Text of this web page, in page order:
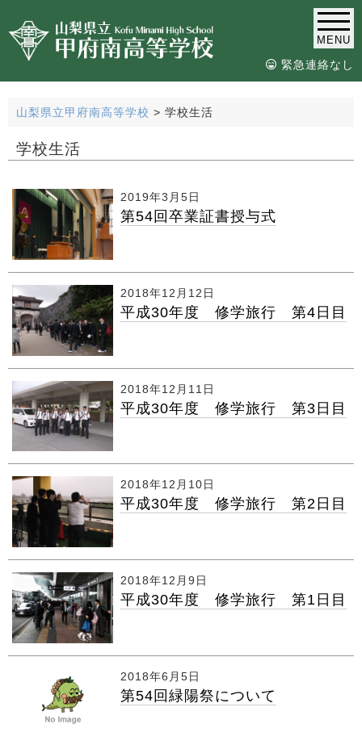
MENU
緊急連絡なし
山梨県立甲府南高等学校 > 学校生活
学校生活
2019年3月5日
第54回卒業証書授与式
2018年12月12日
平成30年度 修学旅行 第4日目
2018年12月11日
平成30年度 修学旅行 第3日目
2018年12月10日
平成30年度 修学旅行 第2日目
2018年12月9日
平成30年度 修学旅行 第1日目
2018年6月5日
第54回緑陽祭について